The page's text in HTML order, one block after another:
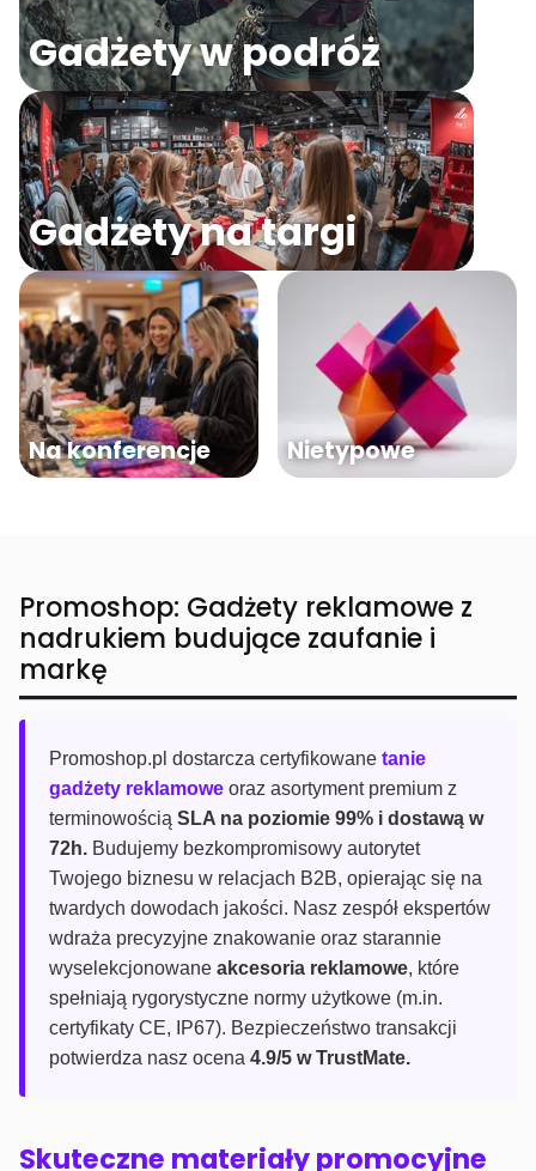
Gadżety w podróż
Gadżety na targi
Na konferencje Nietypowe
Promoshop: Gadżety reklamowe z
nadrukiem budujące zaufanie i
markę
Promoshop.pl dostarcza certyfikowane tanie
gadżety reklamowe oraz asortyment premium z
terminowością SLA na poziomie 99% i dostawą w
72h. Budujemy bezkompromisowy autorytet
Twojego biznesu w relacjach B2B, opierając się na
twardych dowodach jakości. Nasz zespół ekspertów
wdraża precyzyjne znakowanie oraz starannie
wyselekcjonowane akcesoria reklamowe, które
spełniają rygorystyczne normy użytkowe (m.in.
certyfikaty CE, IP67). Bezpieczeństwo transakcji
potwierdza nasz ocena 4.9/5 w TrustMate.
Skuteczne materiały promocyjne